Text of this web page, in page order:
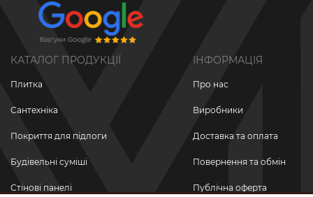
КАТАЛОГ ПРОДУКЦІЇ
Плитка
Сантехніка
Покриття для підлоги
Будівельні суміші
Стінові панелі
ІНФОРМАЦІЯ
Про нас
Виробники
Доставка та оплата
Повернення та обмін
Публічна оферта